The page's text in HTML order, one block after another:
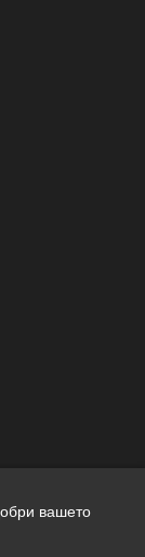
| Уеб
вашето